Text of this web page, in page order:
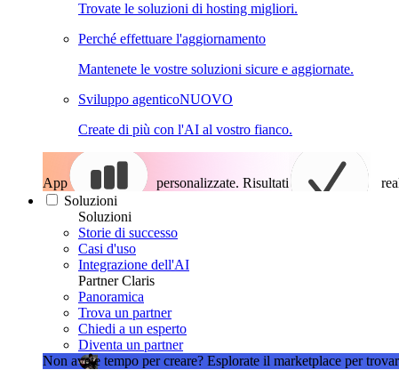
Trovate le soluzioni di hosting migliori.
Perché effettuare l'aggiornamento
Mantenete le vostre soluzioni sicure e aggiornate.
Sviluppo agenticoNUOVO
Create di più con l'AI al vostro fianco.
App personalizzate. Risultati
Soluzioni
Soluzioni
Storie di successo
Casi d'uso
Integrazione dell'AI
Partner Claris
Panoramica
Trova un partner
Chiedi a un esperto
Diventa un partner
Non avete tempo per creare? Esplorate il marketplace per